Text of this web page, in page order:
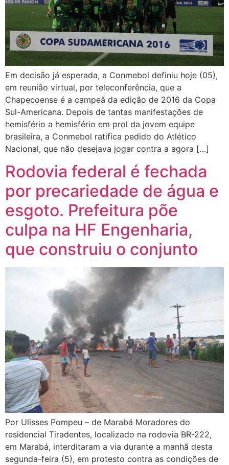
Em decisão já esperada, a Conmebol definiu hoje (05),
em reunião virtual, por teleconferência, que a
Chapecoense é a campeã da edição de 2016 da Copa
Sul-Americana. Depois de tantas manifestações de
hemisfério a hemisfério em prol da jovem equipe
brasileira, a Conmebol ratifica pedido do Atlético
Nacional, que não desejava jogar contra a agora […]
Rodovia federal é fechada
por precariedade de água e
esgoto. Prefeitura põe
culpa na HF Engenharia,
que construiu o conjunto
Por Ulisses Pompeu – de Marabá Moradores do
residencial Tiradentes, localizado na rodovia BR-222,
em Marabá, interditaram a via durante a manhã desta
segunda-feira (5), em protesto contra as condições de